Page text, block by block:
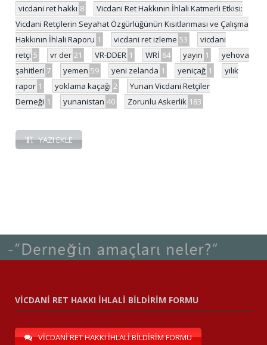
vicdani ret hakkı 8
Vicdani Ret Hakkının İhlali Katmerli Etkisi:
Vicdani Retçilerin Seyahat Özgürlüğünün Kısıtlanması ve Çalışma
Hakkının İhlali Raporu 1 vicdani ret izleme 53
vicdani
retçi 5 vr der 21 VR-DDER 1 WRİ 64 yayın 1
yehova
şahitleri 7 yemen 59 yeni zelanda 1 yeniçağ 1
yılık
rapor 1 yoklama kaçağı 2
Yunan Vicdani Retçiler
Derneği 1 yunanistan 40 Zorunlu Askerlik 183
YAZI EKLE
VİCDANİ RET HAKKI İHLALİ BİLDİRİM FORMU
VİCDANİ RET HAKKI İHLALİ BİLDİRİM FORMU